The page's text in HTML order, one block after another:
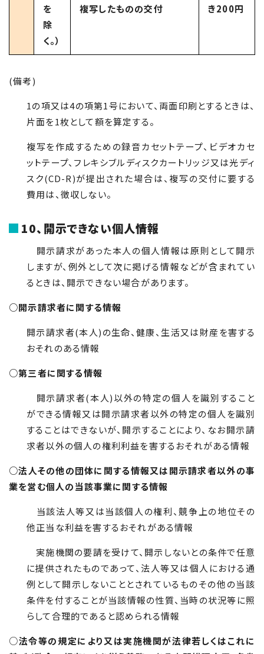
を
除
く。）
複写したものの交付
き200円
(備考)
1の項又は4の項第1号において、両面印刷とするときは、
片面を1枚として額を算定する。
複写を作成するための録音カセットテープ、ビデオカセ
ットテープ、フレキシブルディスクカートリッジ又は光ディ
スク(CD-R)が提出された場合は、複写の交付に要する
費用は、徴収しない。
10、開示できない個人情報
開示請求があった本人の個人情報は原則として開示
しますが、例外として次に掲げる情報などが含まれてい
るときは、開示できない場合があります。
○開示請求者に関する情報
開示請求者(本人)の生命、健康、生活又は財産を害する
おそれのある情報
○第三者に関する情報
開示請求者(本人)以外の特定の個人を識別すること
ができる情報又は開示請求者以外の特定の個人を識別
することはできないが、開示することにより、なお開示請
求者以外の個人の権利利益を害するおそれがある情報
○法人その他の団体に関する情報又は開示請求者以外の事
業を営む個人の当該事業に関する情報
当該法人等又は当該個人の権利、競争上の地位その
他正当な利益を害するおそれがある情報
実施機関の要請を受けて、開示しないとの条件で任意
に提供されたものであって、法人等又は個人における通
例として開示しないこととされているものその他の当該
条件を付することが当該情報の性質、当時の状況等に照
らして合理的であると認められる情報
○法令等の規定により又は実施機関が法律若しくはこれに